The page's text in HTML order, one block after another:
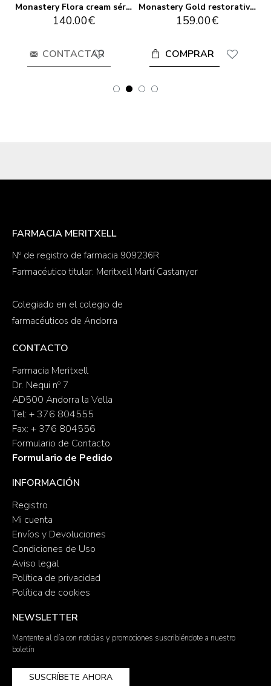
Monastery Flora cream sérum 60ml
140.00€
CONTACTAR
Monastery Gold restorative face oil 60ML
159.00€
COMPRAR
FARMACIA MERITXELL
Nº de registro de farmacia 909236R
Farmacéutico titular: Meritxell Martí Castanyer
Colegiado en el colegio de
farmacéuticos de Andorra
CONTACTO
Farmacia Meritxell
Dr. Nequi nº 7
AD500 Andorra la Vella
Tel: + 376 804555
Fax: + 376 804556
Formulario de Contacto
Formulario de Pedido
INFORMACIÓN
Registro
Mi cuenta
Envíos y Devoluciones
Condiciones de Uso
Aviso legal
Política de privacidad
Política de cookies
NEWSLETTER
Mantente al día con noticias y promociones suscribiéndote a nuestro
boletín
SUSCRÍBETE AHORA